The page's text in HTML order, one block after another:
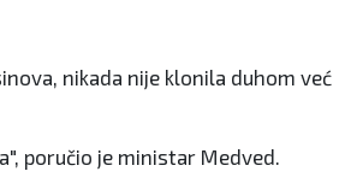
nikada nije klonila duhom već
poručio je ministar Medved.